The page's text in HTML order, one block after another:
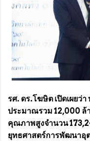
รศ. ดร.โฆษิต เปิดเผยว่
ประมาณรวม 12,000
คุณภาพสูงจำนวน
ยุทธศาสตร์การพัฒนาอุ